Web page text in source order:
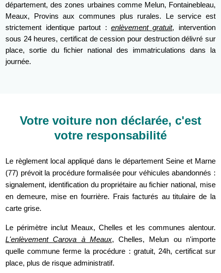
département, des zones urbaines comme Melun, Fontainebleau,
Meaux, Provins aux communes plus rurales. Le service est
strictement identique partout : enlèvement gratuit, intervention
sous 24 heures, certificat de cession pour destruction délivré sur
place, sortie du fichier national des immatriculations dans la
journée.
Votre voiture non déclarée, c'est
votre responsabilité
Le règlement local appliqué dans le département Seine et Marne
(77) prévoit la procédure formalisée pour véhicules abandonnés :
signalement, identification du propriétaire au fichier national, mise
en demeure, mise en fourrière. Frais facturés au titulaire de la
carte grise.
Le périmètre inclut Meaux, Chelles et les communes alentour.
L'enlèvement Carova à Meaux, Chelles, Melun ou n'importe
quelle commune ferme la procédure : gratuit, 24h, certificat sur
place, plus de risque administratif.